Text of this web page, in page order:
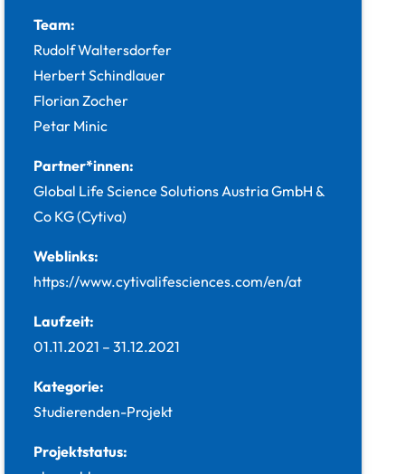
Team:
Rudolf Waltersdorfer
Herbert Schindlauer
Florian Zocher
Petar Minic
Partner*innen:
Global Life Science Solutions Austria GmbH &
Co KG (Cytiva)
Weblinks:
https://www.cytivalifesciences.com/en/at
Laufzeit:
01.11.2021 –31.12.2021
Kategorie:
Studierenden-Projekt
Projektstatus: